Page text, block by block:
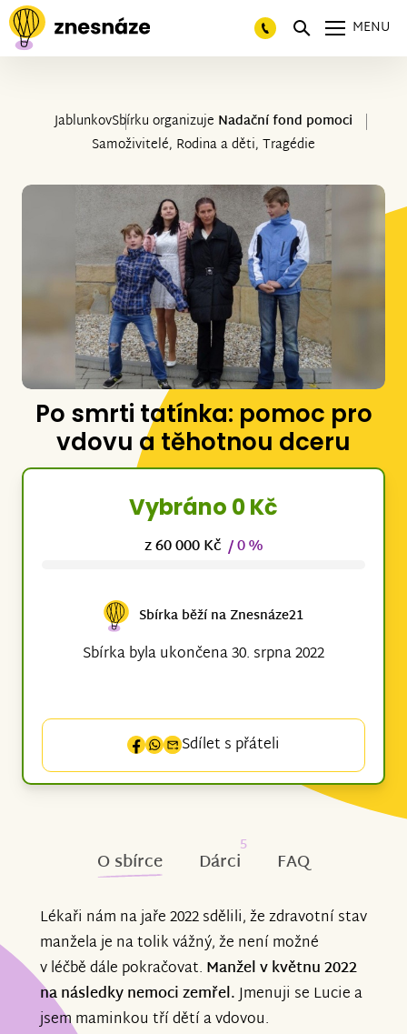
MENU
JablunkovSbírku organizuje Nadační fond pomoci
Samoživitelé, Rodina a děti, Tragédie
Po smrti tatínka: pomoc pro
vdovu a těhotnou dceru
Vybráno 0 Kč
z 60 000 Kč / 0 %
Sbírka běží na Znesnáze21
Sbírka byla ukončena 30. srpna 2022
Sdílet s přáteli
O sbírce Dárci
5
FAQ
Lékaři nám na jaře 2022 sdělili, že zdravotní stav
manžela je na tolik vážný, že není možné
v léčbě dále pokračovat. Manžel v květnu 2022
na následky nemoci zemřel.Jmenuji se Lucie a
jsem maminkou tří dětí a vdovou.